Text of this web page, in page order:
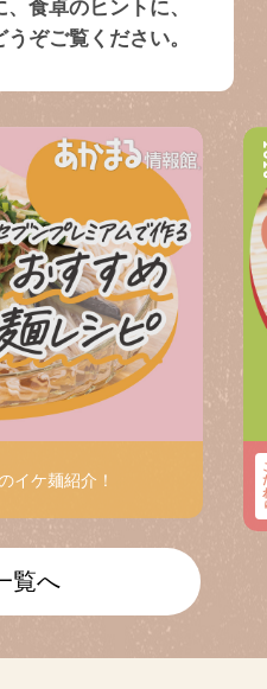
、食卓のヒントに、
うぞご覧ください。
イケ麺紹介！
覧へ